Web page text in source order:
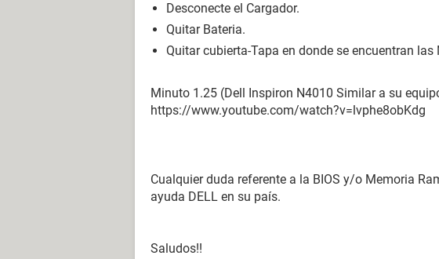
Desconecte el Cargador.
Quitar Bateria.
Quitar cubierta-Tapa en donde se encuentran las
Minuto 1.25 (Dell Inspiron N4010 Similar a su
https://www.youtube.com/watch?v=lvphe8obKdg
Cualquier duda referente a la BIOS y/o Memoria
ayuda DELL en su país.
Saludos!!